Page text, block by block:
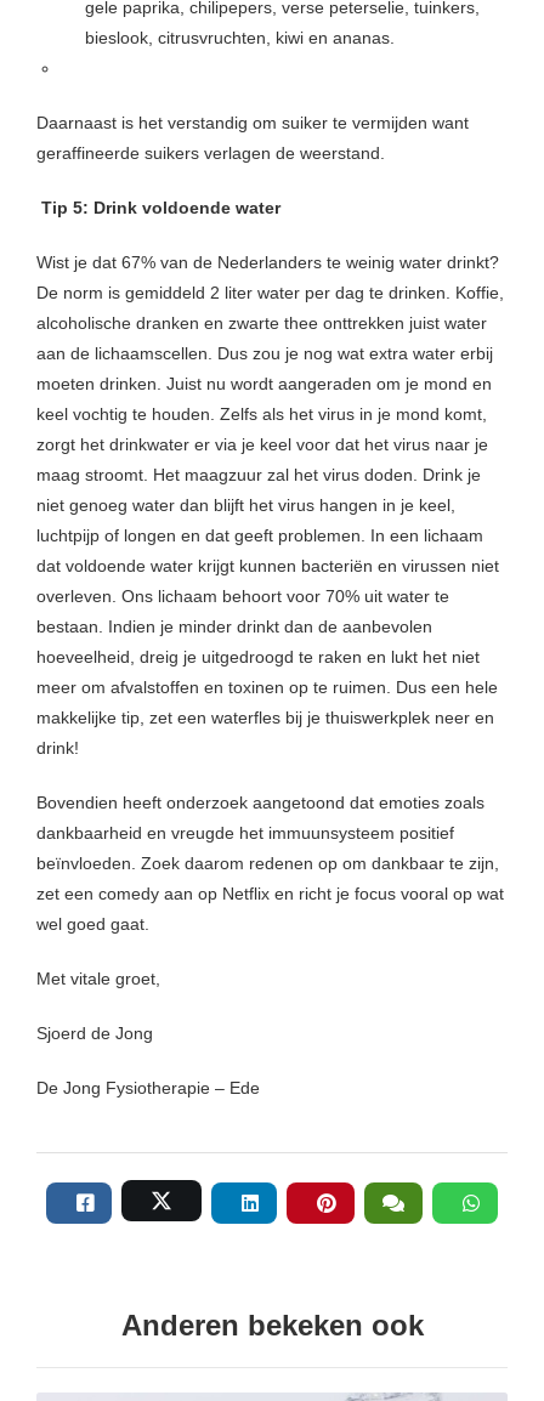
gele paprika, chilipepers, verse peterselie, tuinkers,
bieslook, citrusvruchten, kiwi en ananas.
Daarnaast is het verstandig om suiker te vermijden want
geraffineerde suikers verlagen de weerstand.
Tip 5: Drink voldoende water
Wist je dat 67% van de Nederlanders te weinig water drinkt?
De norm is gemiddeld 2 liter water per dag te drinken. Koffie,
alcoholische dranken en zwarte thee onttrekken juist water
aan de lichaamscellen. Dus zou je nog wat extra water erbij
moeten drinken. Juist nu wordt aangeraden om je mond en
keel vochtig te houden. Zelfs als het virus in je mond komt,
zorgt het drinkwater er via je keel voor dat het virus naar je
maag stroomt. Het maagzuur zal het virus doden. Drink je
niet genoeg water dan blijft het virus hangen in je keel,
luchtpijp of longen en dat geeft problemen. In een lichaam
dat voldoende water krijgt kunnen bacteriën en virussen niet
overleven. Ons lichaam behoort voor 70% uit water te
bestaan. Indien je minder drinkt dan de aanbevolen
hoeveelheid, dreig je uitgedroogd te raken en lukt het niet
meer om afvalstoffen en toxinen op te ruimen. Dus een hele
makkelijke tip, zet een waterfles bij je thuiswerkplek neer en
drink!
Bovendien heeft onderzoek aangetoond dat emoties zoals
dankbaarheid en vreugde het immuunsysteem positief
beïnvloeden. Zoek daarom redenen op om dankbaar te zijn,
zet een comedy aan op Netflix en richt je focus vooral op wat
wel goed gaat.
Met vitale groet,
Sjoerd de Jong
De Jong Fysiotherapie – Ede
Anderen bekeken ook